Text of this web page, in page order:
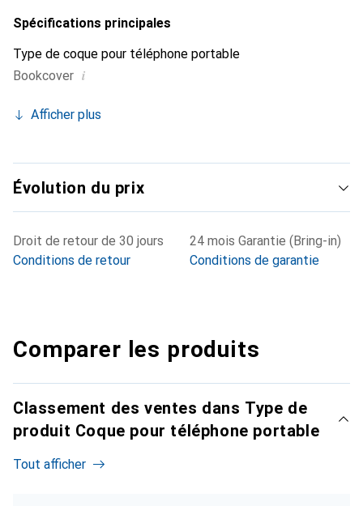
Spécifications principales
Type de coque pour téléphone portable
Bookcover i
Afficher plus
Évolution du prix
Droit de retour de 30 jours
Conditions de retour
24 mois Garantie (Bring-in)
Conditions de garantie
Comparer les produits
Classement des ventes dans Type de
produit Coque pour téléphone portable
Tout afficher